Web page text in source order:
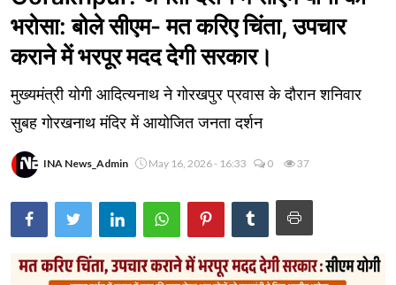
भरोसा: बोले सीएम- मत करिए चिंता, उपचार
कराने में भरपूर मदद देगी सरकार।
मुख्यमंत्री योगी आदित्यनाथ ने गोरखपुर प्रवास के दौरान शनिवार
सुबह गोरखनाथ मंदिर में आयोजित जनता दर्शन
INA News_Admin May 16, 2026 - 16:33 0 37